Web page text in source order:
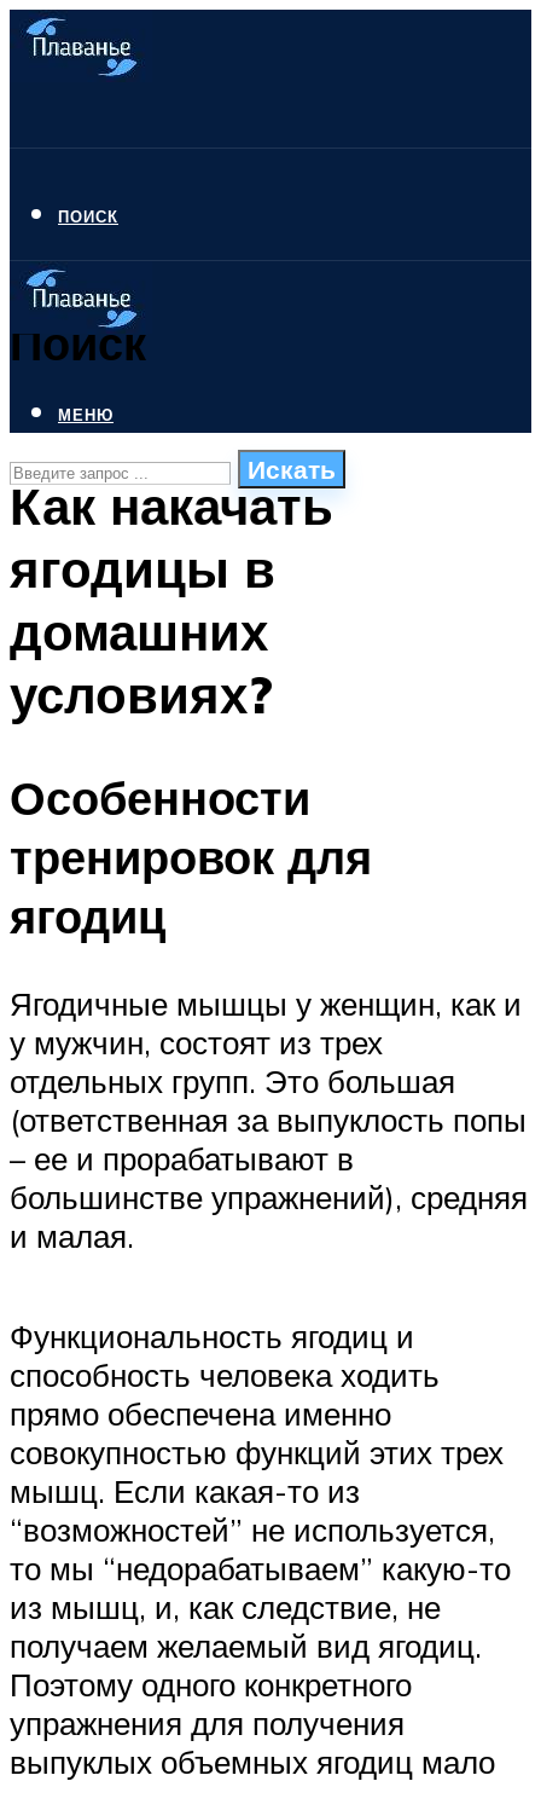
ПОИСК
Поиск
Искать
ПЛАВАНЬЕ ДЛЯ ДЕТЕЙ
БАССЕЙН ДЛЯ ДОМА
ОЧИСТКА БАССЕЙНОВ
МЕНЮ
Как накачать
ягодицы в
домашних
условиях?
Особенности
тренировок для
ягодиц
Ягодичные мышцы у женщин, как и
у мужчин, состоят из трех
отдельных групп. Это большая
(ответственная за выпуклость попы
– ее и прорабатывают в
большинстве упражнений), средняя
и малая.
Функциональность ягодиц и
способность человека ходить
прямо обеспечена именно
совокупностью функций этих трех
мышц. Если какая-то из
“возможностей” не используется,
то мы “недорабатываем” какую-то
из мышц, и, как следствие, не
получаем желаемый вид ягодиц.
Поэтому одного конкретного
упражнения для получения
выпуклых объемных ягодиц мало